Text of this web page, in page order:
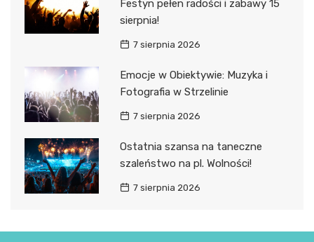
Festyn pełen radości i zabawy 15
sierpnia!
7 sierpnia 2026
Emocje w Obiektywie: Muzyka i
Fotografia w Strzelinie
7 sierpnia 2026
Ostatnia szansa na taneczne
szaleństwo na pl. Wolności!
7 sierpnia 2026